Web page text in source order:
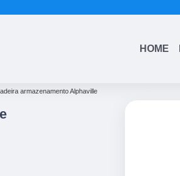
HOME
armazenamento Alphaville